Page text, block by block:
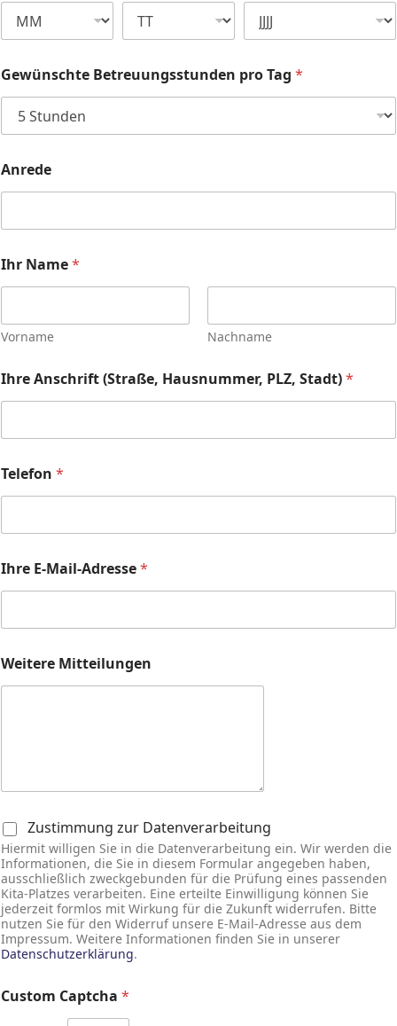
Gewünschte Betreuungsstunden pro Tag *
Anrede
Ihr Name*
Vorname Nachname
Ihre Anschrift (Straße, Hausnummer, PLZ, Stadt)*
Telefon *
Ihre E-Mail-Adresse*
Weitere Mitteilungen
* Zustimmung zur Datenverarbeitung
Hiermit willigen Sie in die Datenverarbeitung ein. Wir werden die
Informationen, die Sie in diesem Formular angegeben haben,
ausschließlich zweckgebunden für die Prüfung eines passenden
Kita-Platzes verarbeiten. Eine erteilte Einwilligung können Sie
jederzeit formlos mit Wirkung für die Zukunft widerrufen. Bitte
nutzen Sie für den Widerruf unsere E-Mail-Adresse aus dem
Impressum. Weitere Informationen finden Sie in unserer
Datenschutzerklärung.
Custom Captcha *